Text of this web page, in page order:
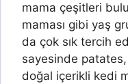
mama çeşitleri
maması gibi yaş
da çok sık tercih
sayesinde
doğal içerikli kedi